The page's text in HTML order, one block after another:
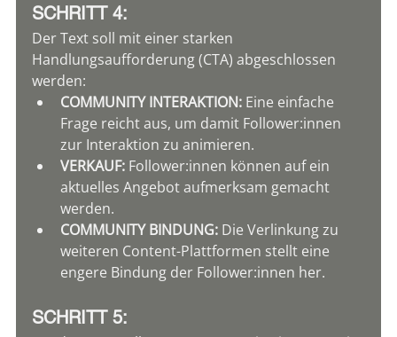
SCHRITT 4:
Der Text soll mit einer starken
Handlungsaufforderung (CTA) abgeschlossen
werden:
COMMUNITY INTERAKTION: Eine einfache
Frage reicht aus, um damit Follower:innen
zur Interaktion zu animieren.
VERKAUF: Follower:innen können auf ein
aktuelles Angebot aufmerksam gemacht
werden.
COMMUNITY BINDUNG: Die Verlinkung zu
weiteren Content-Plattformen stellt eine
engere Bindung der Follower:innen her.
SCHRITT 5: